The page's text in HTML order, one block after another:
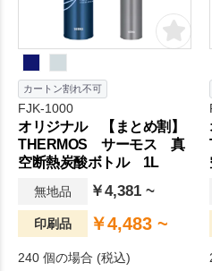
カートン割れ不可
FJK-1000
オリジナル 【まとめ割】
THERMOS サーモス 真
空断熱炭酸ボトル 1L
無地品 ￥4,381 ~
印刷品 ￥4,483 ~
240 個の場合 (税込)